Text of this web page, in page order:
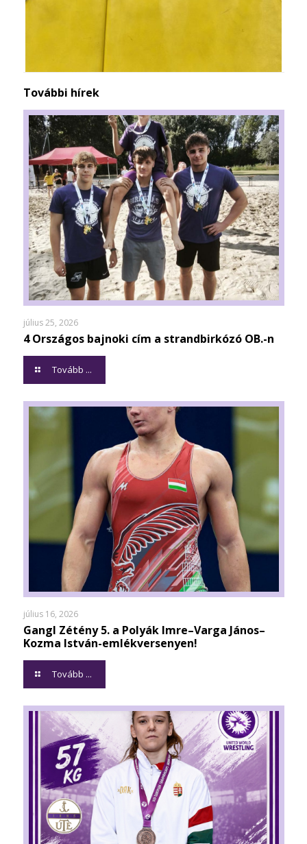
További hírek
július 25, 2026
4 Országos bajnoki cím a strandbirkózó OB.-n
Tovább ...
július 16, 2026
Gangl Zétény 5. a Polyák Imre–Varga János–
Kozma István-emlékversenyen!
Tovább ...